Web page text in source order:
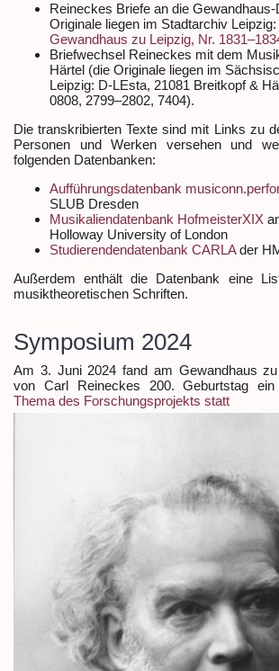
Reineckes Briefe an die
Originale liegen im Stadtarchiv Leipzig:
Gewandhaus zu Leipzig, Nr.
Briefwechsel Reineckes mit dem
Härtel (die Originale liegen im
Leipzig: D-LEsta, 21081 Breitkopf &
0808, 2799–2802, 7404).
Die transkribierten Texte sind mit Links zu
Personen und Werken versehen und
folgenden Datenbanken:
Aufführungsdatenbank
SLUB Dresden
Musikaliendatenbank HofmeisterXIX
Holloway University of London
Studierendendatenbank CARLAder
Außerdem enthält die Datenbank eine
musiktheoretischen Schriften.
Symposium 2024
Am 3. Juni 2024 fand am Gewandhaus
von Carl Reineckes 200. Geburtstag ein
Thema des Forschungsprojekts statt